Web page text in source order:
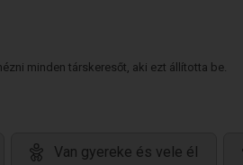
minden társkeresőt, aki ezt állította be.
Van gyereke és vele él